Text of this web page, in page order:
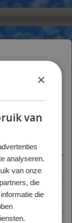
te
zien welke
je vervolg
bij ons gelest
"Nee".
moet u, per
×
van
analyseren.
van onze
die
die